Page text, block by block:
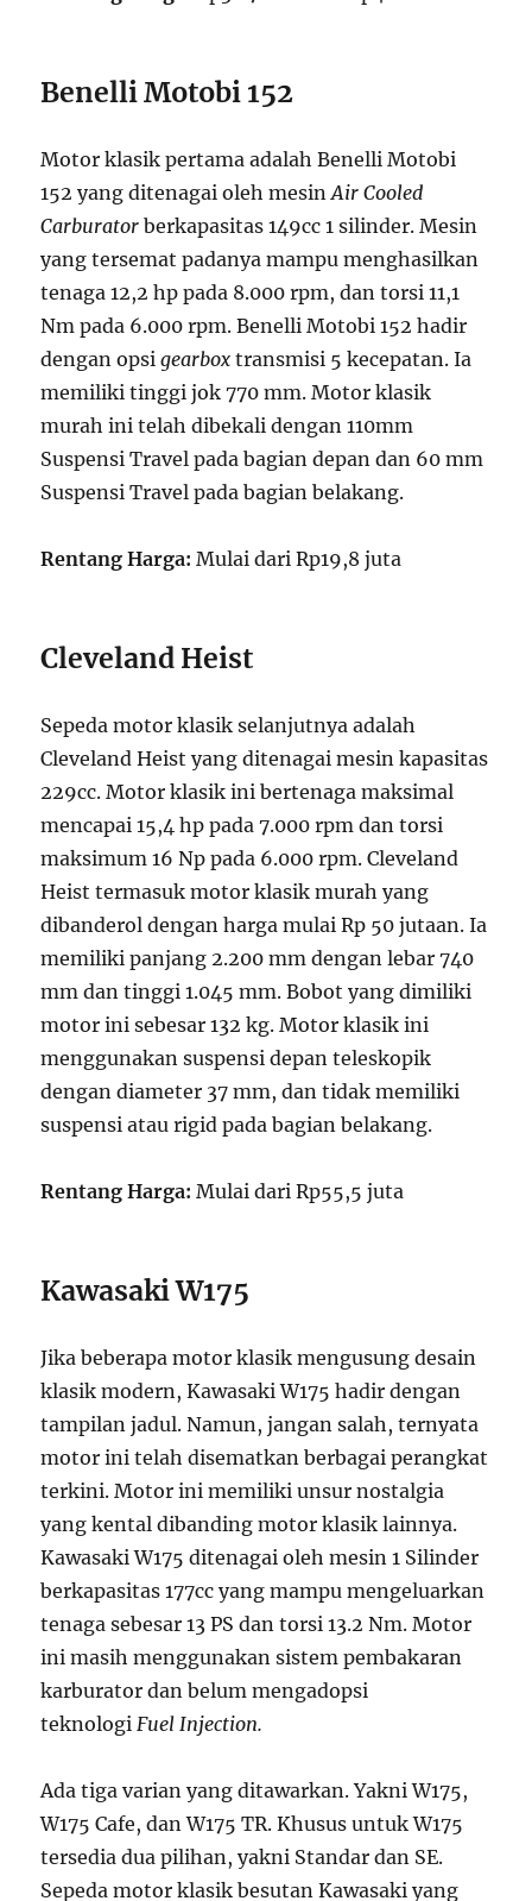
Benelli Motobi 152
Motor klasik pertama adalah Benelli Motobi
152 yang ditenagai oleh mesinAir Cooled
Carburator berkapasitas 149cc 1 silinder. Mesin
yang tersemat padanya mampu menghasilkan
tenaga 12,2 hp pada 8.000 rpm, dan torsi 11,1
Nm pada 6.000 rpm. Benelli Motobi 152 hadir
dengan opsigearbox transmisi 5 kecepatan. Ia
memiliki tinggi jok 770 mm. Motor klasik
murah ini telah dibekali dengan 110mm
Suspensi Travel pada bagian depan dan 60 mm
Suspensi Travel pada bagian belakang.
Rentang Harga:Mulai dari Rp19,8 juta
Cleveland Heist
Sepeda motor klasik selanjutnya adalah
Cleveland Heist yang ditenagai mesin kapasitas
229cc. Motor klasik ini bertenaga maksimal
mencapai 15,4 hp pada 7.000 rpm dan torsi
maksimum 16 Np pada 6.000 rpm. Cleveland
Heist termasuk motor klasik murah yang
dibanderol dengan harga mulai Rp 50 jutaan. Ia
memiliki panjang 2.200 mm dengan lebar 740
mm dan tinggi 1.045 mm. Bobot yang dimiliki
motor ini sebesar 132 kg. Motor klasik ini
menggunakan suspensi depan teleskopik
dengan diameter 37 mm, dan tidak memiliki
suspensi atau rigid pada bagian belakang.
Rentang Harga:Mulai dari Rp55,5 juta
Kawasaki W175
Jika beberapa motor klasik mengusung desain
klasik modern, Kawasaki W175 hadir dengan
tampilan jadul. Namun, jangan salah, ternyata
motor ini telah disematkan berbagai perangkat
terkini. Motor ini memiliki unsur nostalgia
yang kental dibanding motor klasik lainnya.
Kawasaki W175 ditenagai oleh mesin 1 Silinder
berkapasitas 177cc yang mampu mengeluarkan
tenaga sebesar 13 PS dan torsi 13.2 Nm. Motor
ini masih menggunakan sistem pembakaran
karburator dan belum mengadopsi
teknologiFuel Injection.
Ada tiga varian yang ditawarkan. Yakni W175,
W175 Cafe, dan W175 TR. Khusus untuk W175
tersedia dua pilihan, yakni Standar dan SE.
Sepeda motor klasik besutan Kawasaki yang